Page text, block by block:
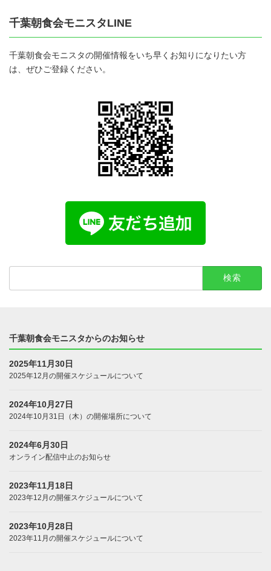
千葉朝食会モニスタLINE
千葉朝食会モニスタの開催情報をいち早くお知りになりたい方
は、ぜひご登録ください。
検
千葉朝食会モニスタからのお知らせ
2025年11月30日
2025年12月の開催スケジュールについて
2024年10月27日
2024年10月31日（木）の開催場所について
2024年6月30日
オンライン配信中止のお知らせ
2023年11月18日
2023年12月の開催スケジュールについて
2023年10月28日
2023年11月の開催スケジュールについて